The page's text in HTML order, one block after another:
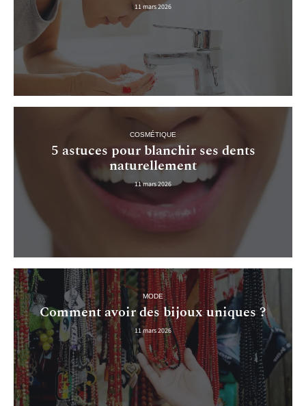
11 mars 2026
COSMÉTIQUE
5 astuces pour blanchir ses dents
naturellement
11 mars 2026
MODE
Comment avoir des bijoux uniques ?
11 mars 2026